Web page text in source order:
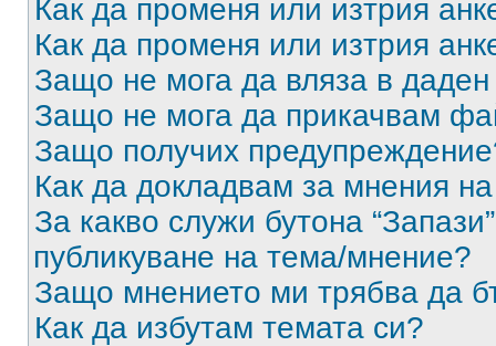
Как да променя или изтрия
Как да променя или изтрия
Защо не мога да вляза в
Защо не мога да прикачвам
Защо получих
Как да докладвам за мнения
За какво служи бутона
публикуване на тема/мнение?
Защо мнението ми трябва да
Как да избутам темата си?